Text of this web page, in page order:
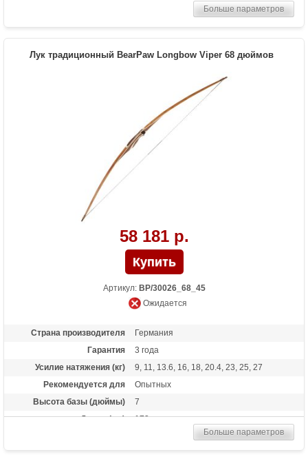
метка на тетиву, тетива Traditional Flight
Материалы изделия
дерево Manau, кожа
так и для левшей. Один из самых
длинных серийно производимых луков
Больше параметров
Лук традиционный BearPaw Longbow Viper 68 дюймов
58 181 р.
Артикул: BP/30026_68_45
Ожидается
Страна производителя
Германия
Гарантия
3 года
Усилие натяжения (кг)
9, 11, 13.6, 16, 18, 20.4, 23, 25, 27
Рекомендуется для
Опытных
Высота базы (дюймы)
7
Длина (см)
173
Полочка, чехол, тетива Whisper String
Материалы изделия
клен, орех, оливковое дерево
Больше параметров